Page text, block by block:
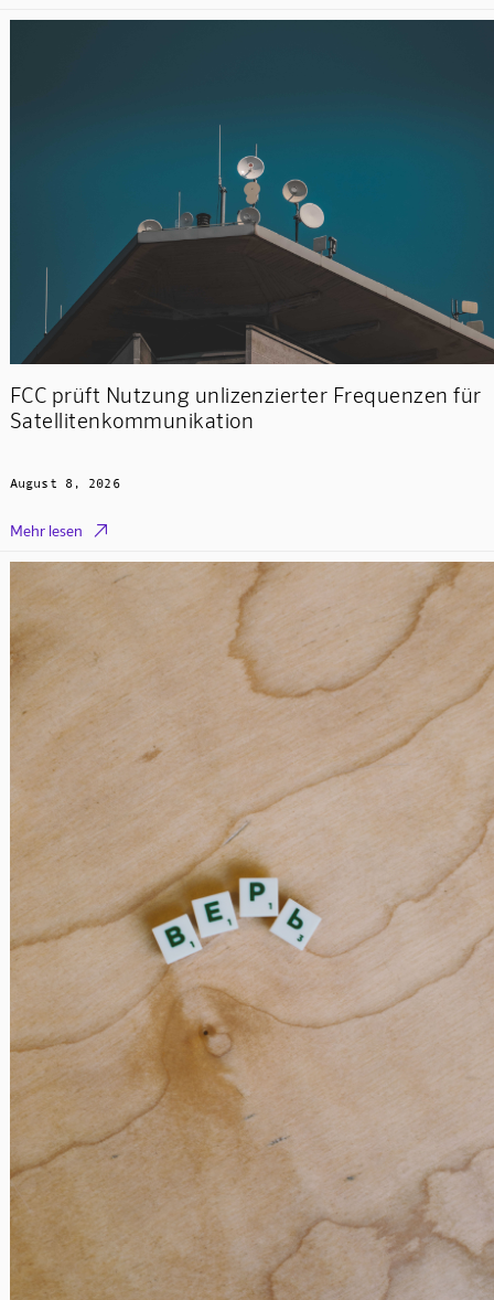
FCC prüft Nutzung unlizenzierter Frequenzen für
Satellitenkommunikation
August 8, 2026
Mehr lesen 